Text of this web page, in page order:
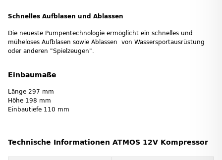
Schnelles Aufblasen und Ablassen
Die neueste Pumpentechnologie ermöglicht ein schnelles und
müheloses Aufblasen sowie Ablassen von Wassersportausrüstung
oder anderen "Spielzeugen".
Einbaumaße
Länge 297 mm
Höhe 198 mm
Einbautiefe 110 mm
Technische Informationen ATMOS 12V Kompressor